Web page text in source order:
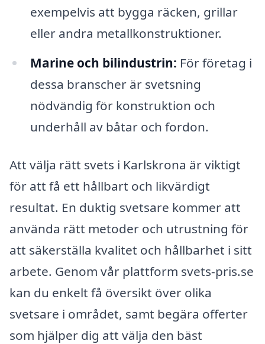
exempelvis att bygga räcken, grillar
eller andra metallkonstruktioner.
Marine och bilindustrin: För företag i
dessa branscher är svetsning
nödvändig för konstruktion och
underhåll av båtar och fordon.
Att välja rätt svets i Karlskrona är viktigt
för att få ett hållbart och likvärdigt
resultat. En duktig svetsare kommer att
använda rätt metoder och utrustning för
att säkerställa kvalitet och hållbarhet i sitt
arbete. Genom vår plattform svets-pris.se
kan du enkelt få översikt över olika
svetsare i området, samt begära offerter
som hjälper dig att välja den bäst